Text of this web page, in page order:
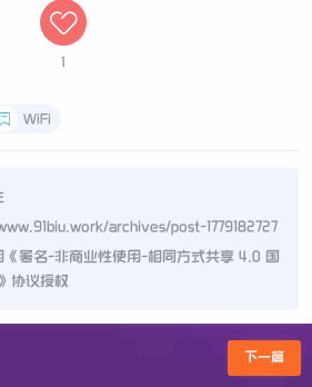
1
WiFi
archives/post-1779182727
署名-非商业性使用-相同方式共享 4.0 国
》协议授权
下一篇